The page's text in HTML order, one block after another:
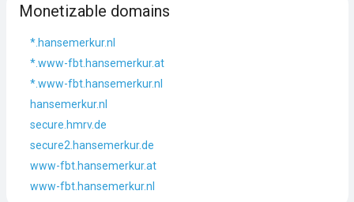
Monetizable domains
*.hansemerkur.nl
*.www-fbt.hansemerkur.at
*.www-fbt.hansemerkur.nl
hansemerkur.nl
secure.hmrv.de
secure2.hansemerkur.de
www-fbt.hansemerkur.at
www-fbt.hansemerkur.nl